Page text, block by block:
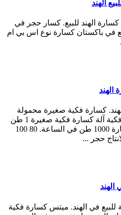
الهند للبيع. كسار حجر في
في باكستان كسارة نوع اس بي ام
كسارة فكية صغيرة محمولة
مستعملة للبيع 200 tph كسارة فكية آلة كسارة فكية صغيرة 1 طن
ح janvdwerf. الحجر محطة كسارة 1000 طن في الساعة. 80 100
حجر ...
في الهند. ميتس كسارة فكية